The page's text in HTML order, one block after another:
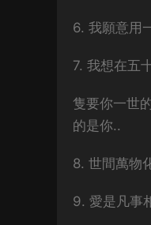
6. 我願意用
7. 我想在五
隻要你一世
的是你..
8. 世間萬物
9. 愛是凡事